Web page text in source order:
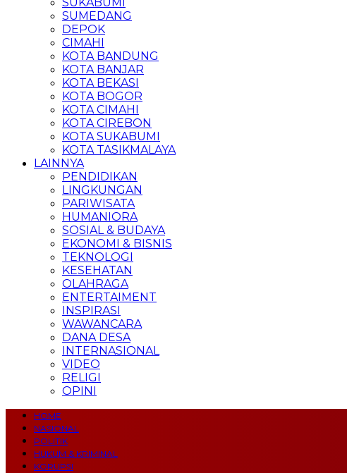
SUMEDANG
DEPOK
CIMAHI
KOTA BANDUNG
KOTA BANJAR
KOTA BEKASI
KOTA BOGOR
KOTA CIMAHI
KOTA CIREBON
KOTA SUKABUMI
KOTA TASIKMALAYA
LAINNYA
PENDIDIKAN
LINGKUNGAN
PARIWISATA
HUMANIORA
SOSIAL & BUDAYA
EKONOMI & BISNIS
TEKNOLOGI
KESEHATAN
OLAHRAGA
ENTERTAIMENT
INSPIRASI
WAWANCARA
DANA DESA
INTERNASIONAL
VIDEO
RELIGI
OPINI
HOME
NASIONAL
POLITIK
HUKUM & KRIMINAL
KORUPSI